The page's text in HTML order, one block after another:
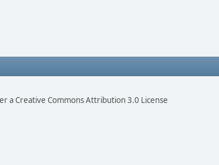
a Creative Commons Attribution 3.0 License